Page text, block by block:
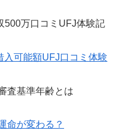
可能額UFJ口コミ体験
命が変わる？